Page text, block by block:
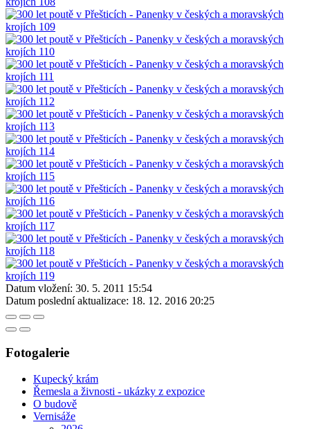
Datum vložení: 30. 5. 2011 15:54
Datum poslední aktualizace: 18. 12. 2016 20:25
Fotogalerie
Kupecký krám
Řemesla a živnosti - ukázky z expozice
O budově
Vernisáže